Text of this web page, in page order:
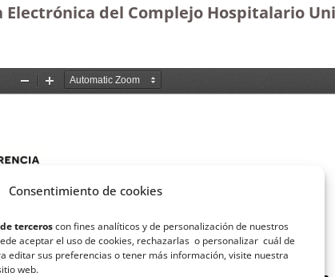
Consentimiento de cookies
terceroscon fines analíticos y de personalización de nuestros
aceptar el uso de cookies, rechazarlas o personalizar cuál de
editar sus preferencias o tener más información, visite nuestra
web.
del Complejo Hospitalario